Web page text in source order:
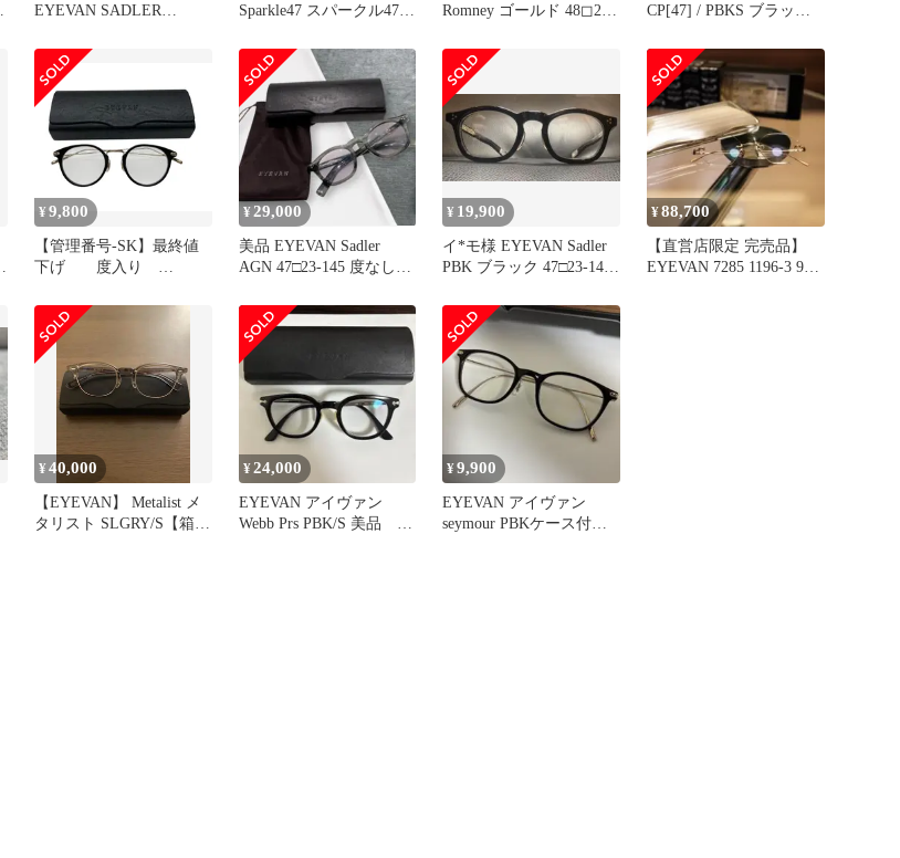
EYEVAN SADLER
Sparkle47 スパークル47
アンティークゴールド
Romney ゴールド 48◻︎21-
CP[47] / PBKS ブラック
¥9,800
【管理番号-SK】最終値
下げ 度入り
Chrissie-R クリッシー ブ
ラック メガネ
PBK(Black-Gold) 45□22-
¥29,000
美品 EYEVAN Sadler
AGN 47□23-145 度なしカ
¥ 19,900
イ*モ様 EYEVAN Sadler
PBK ブラック 47□23-145
¥88,700
【直営店限定 完売品】
EYEVAN 7285 1196-3 900
¥40,000
【EYEVAN】 Metalist メ
タリスト SLGRY/S【箱付
¥24,000
EYEVAN アイヴァン
Webb Prs PBK/S 美品 ウ
¥9,900
EYEVAN アイヴァン
seymour PBKケース付